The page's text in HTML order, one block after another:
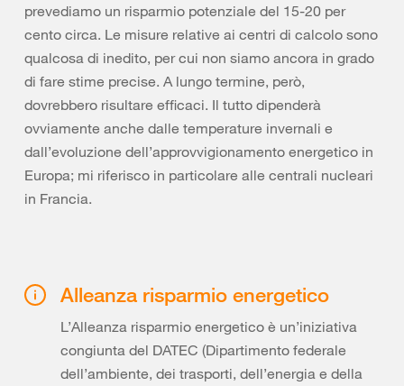
prevediamo un risparmio potenziale del 15-20 per
cento circa. Le misure relative ai centri di calcolo sono
qualcosa di inedito, per cui non siamo ancora in grado
di fare stime precise. A lungo termine, però,
dovrebbero risultare efficaci. Il tutto dipenderà
ovviamente anche dalle temperature invernali e
dall’evoluzione dell’approvvigionamento energetico in
Europa; mi riferisco in particolare alle centrali nucleari
in Francia.
Alleanza risparmio energetico
L’Alleanza risparmio energetico è un’iniziativa
congiunta del DATEC (Dipartimento federale
dell’ambiente, dei trasporti, dell’energia e della